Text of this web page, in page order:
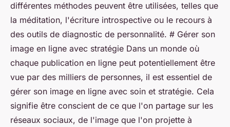
différentes méthodes peuvent être utilisées, telles que
la méditation, l'écriture introspective ou le recours à
des outils de diagnostic de personnalité. # Gérer son
image en ligne avec stratégie Dans un monde où
chaque publication en ligne peut potentiellement être
vue par des milliers de personnes, il est essentiel de
gérer son image en ligne avec soin et stratégie. Cela
signifie être conscient de ce que l'on partage sur les
réseaux sociaux, de l'image que l'on projette à